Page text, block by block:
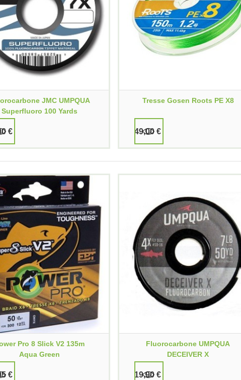
JMC UMPQUA
Superfluoro 100 Yards
€
Tresse Gosen Roots PE X8
49,00 €
Pro 8 Slick V2 135m
Aqua Green
€
Fluorocarbone UMPQUA
DECEIVER X
19,90 €